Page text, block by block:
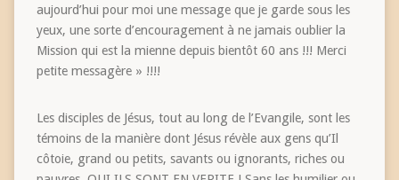
aujourd’hui pour moi une message que je garde sous les
yeux, une sorte d’encouragement à ne jamais oublier la
Mission qui est la mienne depuis bientôt 60 ans !!! Merci
petite messagère » !!!!
Les disciples de Jésus, tout au long de l’Evangile, sont les
témoins de la manière dont Jésus révèle aux gens qu’Il
côtoie, grand ou petits, savants ou ignorants, riches ou